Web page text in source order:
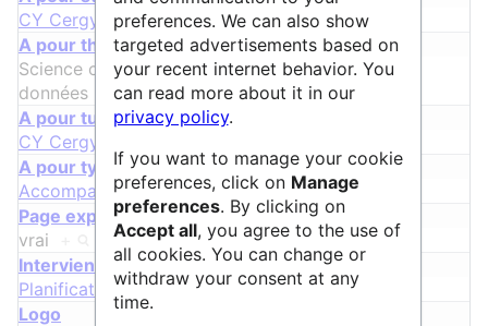
CY Cergy Paris Université +
A pour thématique
Science ouverte+ etPlan de gestion de
données
A pour tutelle
CY Cergy Paris Université
A pour type
Accompagnement +
Page exportable ᵖ
vrai
Intervient dans le cycle de vie
Planification +
Logo
preferences. We can also show
targeted advertisements based on
your recent internet behavior. You
can read more about it in our
privacy policy.
If you want to manage your cookie
preferences, click on Manage
preferences. By clicking on
Accept all, you agree to the use of
all cookies. You can change or
withdraw your consent at any
time.